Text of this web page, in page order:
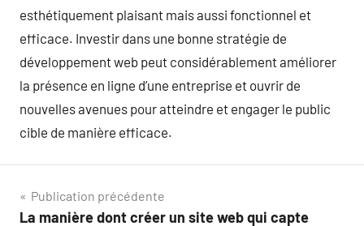
esthétiquement plaisant mais aussi fonctionnel et
efficace. Investir dans une bonne stratégie de
développement web peut considérablement améliorer
la présence en ligne d’une entreprise et ouvrir de
nouvelles avenues pour atteindre et engager le public
cible de manière efficace.
Navigation
Publication précédente
La manière dont créer un site web qui capte